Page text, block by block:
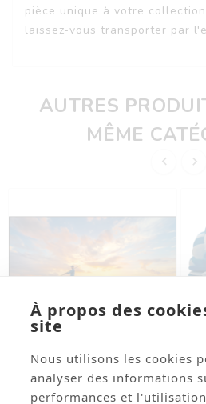
pièce unique à votre
laissez-vous transporter par
AUTRES
MÊME
 
 
À propos des
site
Nous utilisons les cookies
analyser des informations
performances et